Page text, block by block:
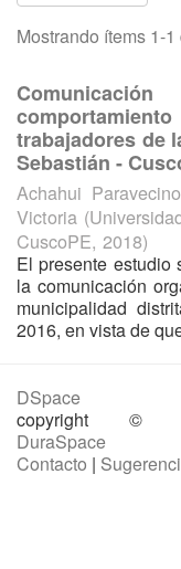
Mostrando ítems 1-1
trabajadores de
Sebastián -
Achahui
Victoria (
CuscoPE, 2018)
El presente estudio
la comunicación
municipalidad
2016, en vista de
DSpace
copyright ©
DuraSpace
Contacto |